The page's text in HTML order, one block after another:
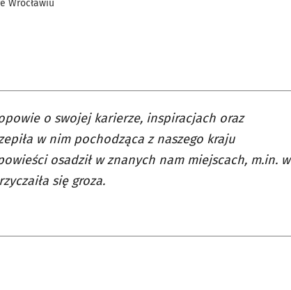
Wrocławiu
o swojej karierze, inspiracjach oraz
w nim pochodząca z naszego kraju
osadził w znanych nam miejscach, m.in. w
się groza.